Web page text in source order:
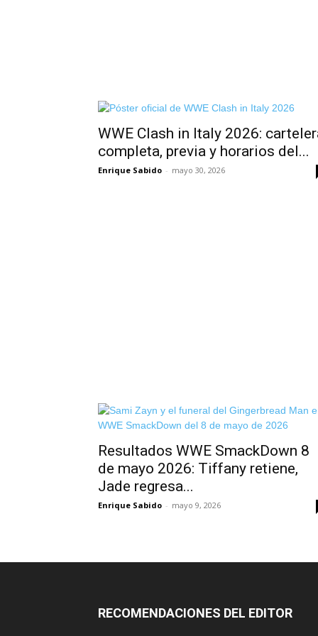
WWE Clash in Italy 2026:
completa, previa y horarios del...
Enrique Sabido - mayo 30, 2026
Resultados WWE SmackDown 8
de mayo 2026: Tiffany retiene,
Jade regresa...
Enrique Sabido - mayo 9, 2026
RECOMENDACIONES DEL EDITOR